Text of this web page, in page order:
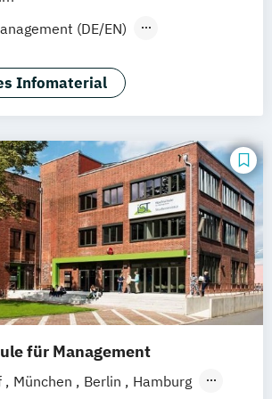
Karlsruhe Kassel
Offenbach Saarbrücken
Graz Innsbruck Wien
Freising Friedrichshafen
Magdeburg Münster
Trier
Chemnitz Linz
(DE/EN)
Infomaterial
für Management
München Berlin
Hamburg